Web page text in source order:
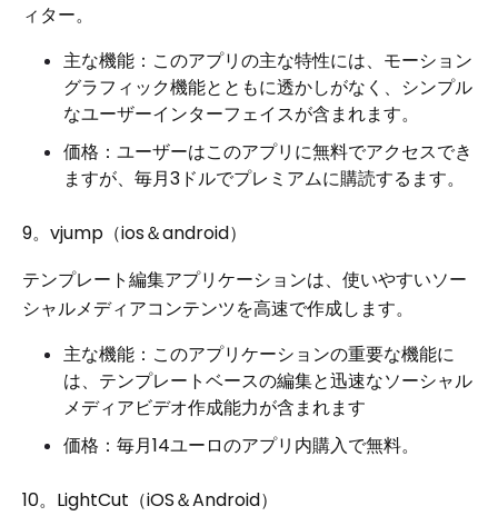
ィター。
主な機能：このアプリの主な特性には、モーション
グラフィック機能とともに透かしがなく、シンプル
なユーザーインターフェイスが含まれます。
価格：ユーザーはこのアプリに無料でアクセスでき
ますが、毎月3ドルでプレミアムに購読するます。
9。vjump（ios＆android）
テンプレート編集アプリケーションは、使いやすいソー
シャルメディアコンテンツを高速で作成します。
主な機能：このアプリケーションの重要な機能に
は、テンプレートベースの編集と迅速なソーシャル
メディアビデオ作成能力が含まれます
価格：毎月14ユーロのアプリ内購入で無料。
10。LightCut（iOS＆Android）